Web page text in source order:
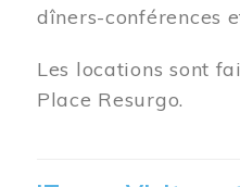
dîners-conférences
Les locations sont
Place Resurgo.